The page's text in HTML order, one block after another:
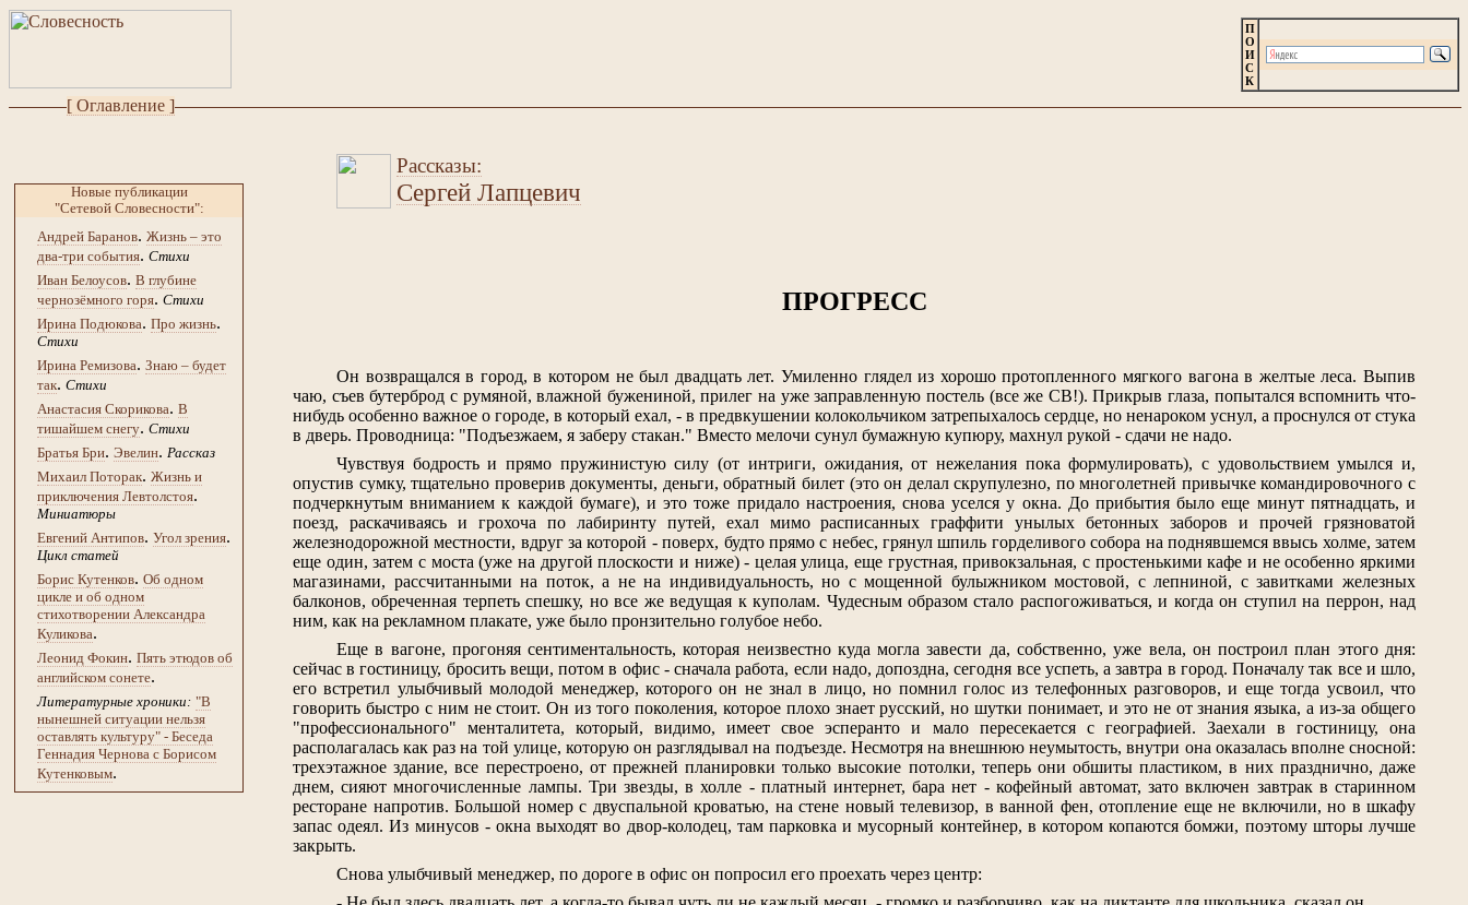
[ Оглавление ]
Новые публикации
"Сетевой Словесности":
Андрей Баранов. Жизнь – это
два-три события. Стихи
Иван Белоусов. В глубине
чернозёмного горя. Стихи
Ирина Подюкова. Про жизнь.
Стихи
Ирина Ремизова. Знаю – будет
так. Стихи
Анастасия Скорикова. В
тишайшем снегу. Стихи
Братья Бри. Эвелин. Рассказ
Михаил Поторак. Жизнь и
приключения Левтолстоя.
Миниатюры
Евгений Антипов. Угол зрения.
Цикл статей
Борис Кутенков. Об одном
цикле и об одном
стихотворении Александра
Куликова.
Леонид Фокин. Пять этюдов об
английском сонете.
Литературные хроники: "В
нынешней ситуации нельзя
оставлять культуру" - Беседа
Геннадия Чернова с Борисом
Кутенковым.
П
О
И
С
К
Рассказы:
Сергей Лапцевич
ПРОГРЕСС
Он возвращался в город, в котором не был двадцать лет. Умиленно глядел из хорошо протопленного мягкого вагона в желтые леса. Выпив
чаю, съев бутерброд с румяной, влажной бужениной, прилег на уже заправленную постель (все же СВ!). Прикрыв глаза, попытался вспомнить что-
нибудь особенно важное о городе, в который ехал, - в предвкушении колокольчиком затрепыхалось сердце, но ненароком уснул, а проснулся от стука
в дверь. Проводница: "Подъезжаем, я заберу стакан." Вместо мелочи сунул бумажную купюру, махнул рукой - сдачи не надо.
Чувствуя бодрость и прямо пружинистую силу (от интриги, ожидания, от нежелания пока формулировать), с удовольствием умылся и,
опустив сумку, тщательно проверив документы, деньги, обратный билет (это он делал скрупулезно, по многолетней привычке командировочного с
подчеркнутым вниманием к каждой бумаге), и это тоже придало настроения, снова уселся у окна. До прибытия было еще минут пятнадцать, и
поезд, раскачиваясь и грохоча по лабиринту путей, ехал мимо расписанных граффити унылых бетонных заборов и прочей грязноватой
железнодорожной местности, вдруг за которой - поверх, будто прямо с небес, грянул шпиль горделивого собора на поднявшемся ввысь холме, затем
еще один, затем с моста (уже на другой плоскости и ниже) - целая улица, еще грустная, привокзальная, с простенькими кафе и не особенно яркими
магазинами, рассчитанными на поток, а не на индивидуальность, но с мощенной булыжником мостовой, с лепниной, с завитками железных
балконов, обреченная терпеть спешку, но все же ведущая к куполам. Чудесным образом стало распогоживаться, и когда он ступил на перрон, над
ним, как на рекламном плакате, уже было пронзительно голубое небо.
Еще в вагоне, прогоняя сентиментальность, которая неизвестно куда могла завести да, собственно, уже вела, он построил план этого дня:
сейчас в гостиницу, бросить вещи, потом в офис - сначала работа, если надо, допоздна, сегодня все успеть, а завтра в город. Поначалу так все и шло,
его встретил улыбчивый молодой менеджер, которого он не знал в лицо, но помнил голос из телефонных разговоров, и еще тогда усвоил, что
говорить быстро с ним не стоит. Он из того поколения, которое плохо знает русский, но шутки понимает, и это не от знания языка, а из-за общего
"профессионального" менталитета, который, видимо, имеет свое эсперанто и мало пересекается с географией. Заехали в гостиницу, она
располагалась как раз на той улице, которую он разглядывал на подъезде. Несмотря на внешнюю неумытость, внутри она оказалась вполне сносной:
трехэтажное здание, все перестроено, от прежней планировки только высокие потолки, теперь они обшиты пластиком, в них празднично, даже
днем, сияют многочисленные лампы. Три звезды, в холле - платный интернет, бара нет - кофейный автомат, зато включен завтрак в старинном
ресторане напротив. Большой номер с двуспальной кроватью, на стене новый телевизор, в ванной фен, отопление еще не включили, но в шкафу
запас одеял. Из минусов - окна выходят во двор-колодец, там парковка и мусорный контейнер, в котором копаются бомжи, поэтому шторы лучше
закрыть.
Снова улыбчивый менеджер, по дороге в офис он попросил его проехать через центр: